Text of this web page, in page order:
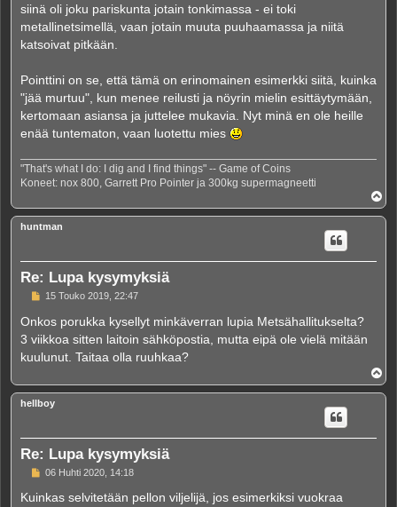
siinä oli joku pariskunta jotain tonkimassa - ei toki
metallinetsimellä, vaan jotain muuta puuhaamassa ja niitä
katsoivat pitkään.
Pointtini on se, että tämä on erinomainen esimerkki siitä, kuinka
"jää murtuu", kun menee reilusti ja nöyrin mielin esittäytymään,
kertomaan asiansa ja juttelee mukavia. Nyt minä en ole heille
enää tuntematon, vaan luotettu mies
"That's what I do: I dig and I find things" -- Game of Coins
Koneet: nox 800, Garrett Pro Pointer ja 300kg supermagneetti
l
ö
huntman
Re: Lupa kysymyksiä
V
e
s
t
i
15 Touko 2019, 22:47
Onkos porukka kysellyt minkäverran lupia Metsähallitukselta?
3 viikkoa sitten laitoin sähköpostia, mutta eipä ole vielä mitään
kuulunut. Taitaa olla ruuhkaa?
l
ö
hellboy
Re: Lupa kysymyksiä
V
e
06 Huhti 2020, 14:18
Kuinkas selvitetään pellon viljelijä, jos esimerkiksi vuokraa